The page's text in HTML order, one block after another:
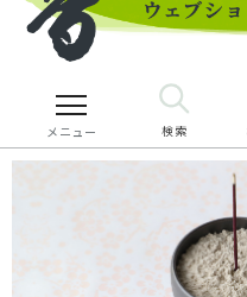
メニュー 検索